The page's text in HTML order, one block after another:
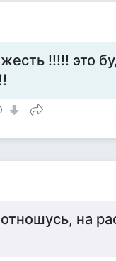
жесть !!!!! это
на